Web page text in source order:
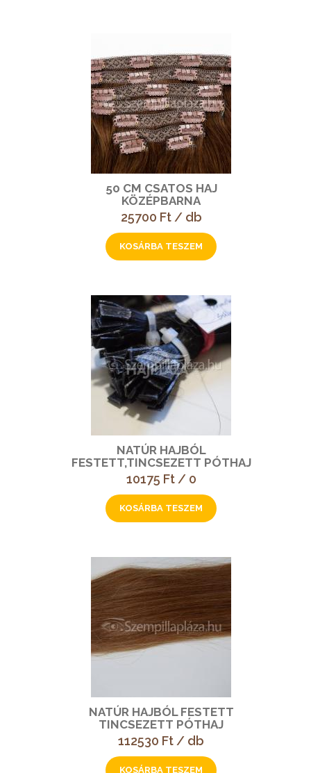
50 CM CSATOS HAJ
KÖZÉPBARNA
25700 Ft / db
NATÚR HAJBÓL
FESTETT,TINCSEZETT PÓTHAJ
10175 Ft / 0
NATÚR HAJBÓL FESTETT
TINCSEZETT PÓTHAJ
112530 Ft / db